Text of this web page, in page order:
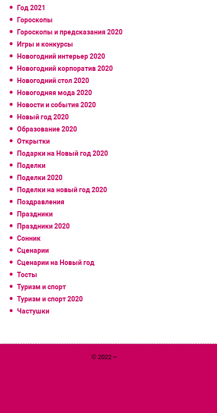
Год 2021
Гороскопы
Гороскопы и предсказания 2020
Игры и конкурсы
Новогодний интерьер 2020
Новогодний корпоратив 2020
Новогодний стол 2020
Новогодняя мода 2020
Новости и события 2020
Новый год 2020
Образование 2020
Открытки
Подарки на Новый год 2020
Поделки
Поделки 2020
Поделки на новый год 2020
Поздравления
Праздники
Праздники 2020
Сонник
Сценарии
Сценарии на Новый год
Тосты
Туризм и спорт
Туризм и спорт 2020
Частушки
© 2022 ~